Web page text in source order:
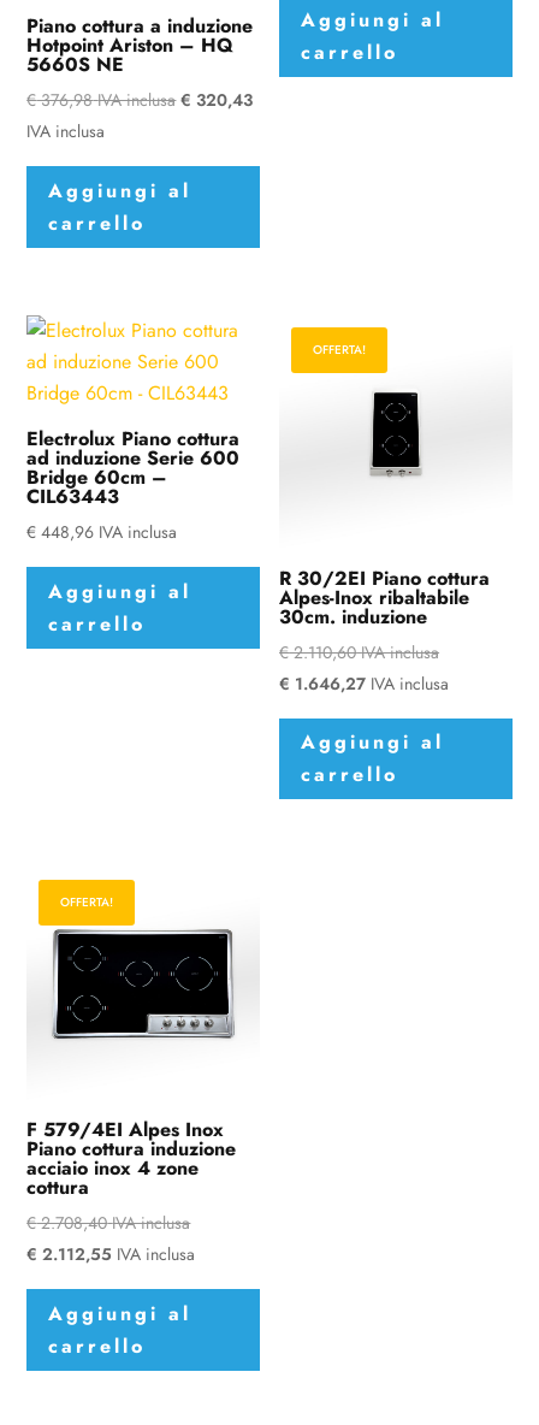
Piano cottura a induzione
Hotpoint Ariston – HQ
5660S NE
€376,98 IVA inclusa € 320,43
IVA inclusa
Aggiungi al
carrello
Aggiungi al
carrello
Electrolux Piano cottura
ad induzione Serie 600
Bridge 60cm –
CIL63443
€ 448,96 IVA inclusa
Aggiungi al
carrello
OFFERTA!
R 30/2EI Piano cottura
Alpes-Inox ribaltabile
30cm. induzione
€2.110,60 IVA inclusa
€ 1.646,27 IVA inclusa
Aggiungi al
carrello
OFFERTA!
F 579/4EI Alpes Inox
Piano cottura induzione
acciaio inox 4 zone
cottura
€2.708,40 IVA inclusa
€ 2.112,55 IVA inclusa
Aggiungi al
carrello